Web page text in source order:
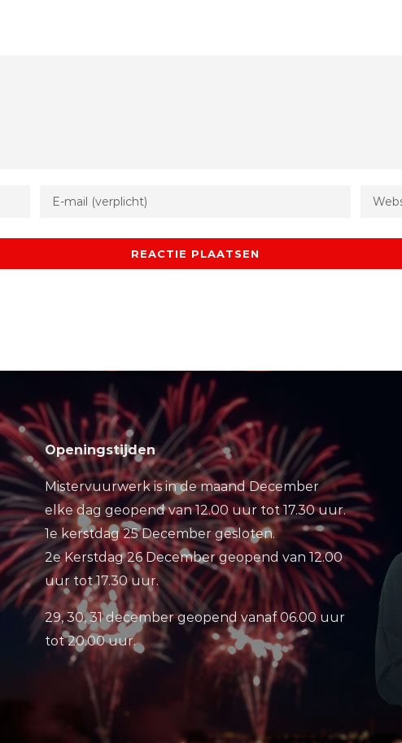
Openingstijden
Mistervuurwerk is in de maand December
elke dag geopend van 12.00 uur tot 17.30 uur.
1e kerstdag 25 December gesloten.
2e Kerstdag 26 December geopend van 12.00
uur tot 17.30 uur.
29, 30, 31 december geopend vanaf 06.00 uur
tot 20.00 uur.